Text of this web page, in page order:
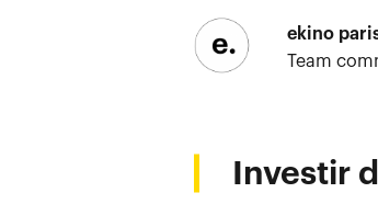
ekino
Team
Investir